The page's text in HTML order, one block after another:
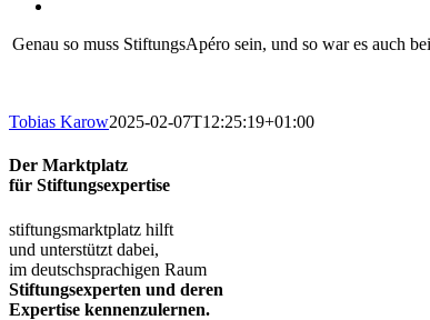
Genau so muss StiftungsApéro sein, und so war es auch
Tobias Karow2025-02-07T12:25:19+01:00
Der Marktplatz
für Stiftungsexpertise
stiftungsmarktplatz hilft
und unterstützt dabei,
im deutschsprachigen Raum
Stiftungsexperten und deren
Expertise kennenzulernen.